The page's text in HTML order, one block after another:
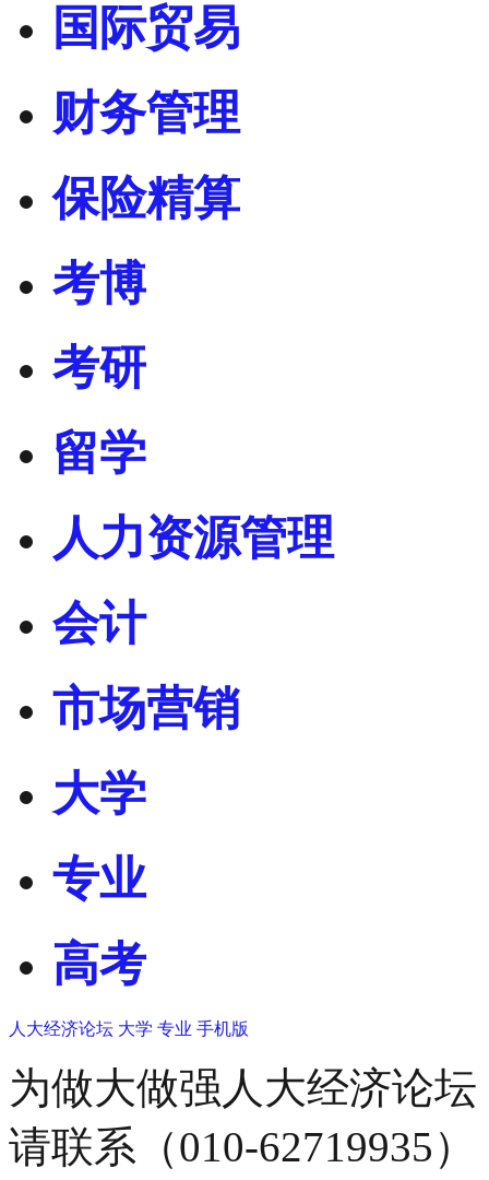
国际贸易
财务管理
保险精算
考博
考研
留学
人力资源管理
会计
市场营销
大学
专业
高考
人大经济论坛 大学 专业 手机版
为做大做强人大经济论
请联系（010-62719935）